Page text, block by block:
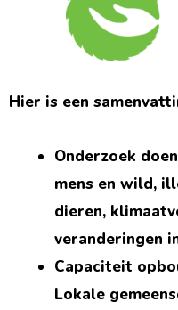
Hier is een
Onderzoek
mens en wild,
dieren,
veranderingen
Capaciteit
Lokale